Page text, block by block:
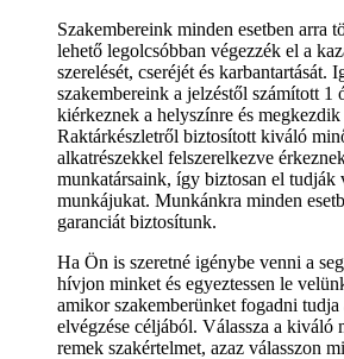
Szakembereink minden esetben arra
lehető legolcsóbban végezzék el a
szerelését, cseréjét és karbantartását.
szakembereink a jelzéstől számított 1
kiérkeznek a helyszínre és
Raktárkészletről biztosított kiváló
alkatrészekkel felszerelkezve
munkatársaink, így biztosan el tudják
munkájukat. Munkánkra minden
garanciát biztosítunk.
Ha Ön is szeretné igénybe venni a
hívjon minket és egyeztessen le
amikor szakemberünket fogadni tudja
elvégzése céljából. Válassza a kiváló
remek szakértelmet, azaz válasszon